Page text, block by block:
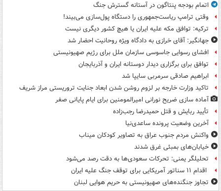
اتمام بودجه پنتاگون در آستانه گسترش جنگ
وقتی ترامپ ریاست‌جمهوری را دستگاه پول‌سازی می‌بیند!
ترکیه: توافق مکه علیه ایران یا هیچ کشور دیگری نیست
جهانگیر: آقای خرازی به دادگاه ویژه روحانیت احضار شد
افشای رسوایی جاسوسی سازمان ملل برای رژیم صهیونیستی
توافق برای برگزاری دیدار دوستانه ایران و آذربایجان
ابراهیم صادقی سرمربی سایپا شد
تاکید وزارت خارجه بر لزوم روشن شدن ابعاد جنایت تروریستی مراز شریف
آماده سازی ضریح نورانی امیرالمومنین برای ایام پایانی صفر
تأیید ربایش و قتل حمیدرضا رجب‌زاده
آخرین وضعیت پرونده ساعدی‌نیا
واکنش مردم جنوب عراق به تصاویر کودکان میناب
خیابان‌های بمبئی غرق شدند
تحلیلگر یمنی: تحرکات سعودی‌ها به دقت رصد می‌شود
اقدام ۱۱ سناتور آمریکایی برای توقف جنگ علیه ایران
تجاوز جنگنده‌های صهیونیستی به حریم هوایی لبنان